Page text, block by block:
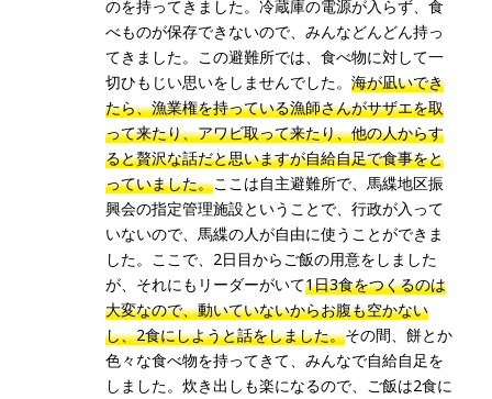
のを持ってきました。冷蔵庫の電源が入らず、食
べものが保存できないので、みんなどんどん持っ
てきました。この避難所では、食べ物に対して一
切ひもじい思いをしませんでした。海が凪いでき
たら、漁業権を持っている漁師さんがサザエを取
って来たり、アワビ取って来たり、他の人からす
ると贅沢な話だと思いますが自給自足で食事をと
っていました。ここは自主避難所で、馬緤地区振
興会の指定管理施設ということで、行政が入って
いないので、馬緤の人が自由に使うことができま
した。ここで、2日目からご飯の用意をしました
が、それにもリーダーがいて1日3食をつくるのは
大変なので、動いていないからお腹も空かない
し、2食にしようと話をしました。その間、餅とか
色々な食べ物を持ってきて、みんなで自給自足を
しました。炊き出しも楽になるので、ご飯は2食に